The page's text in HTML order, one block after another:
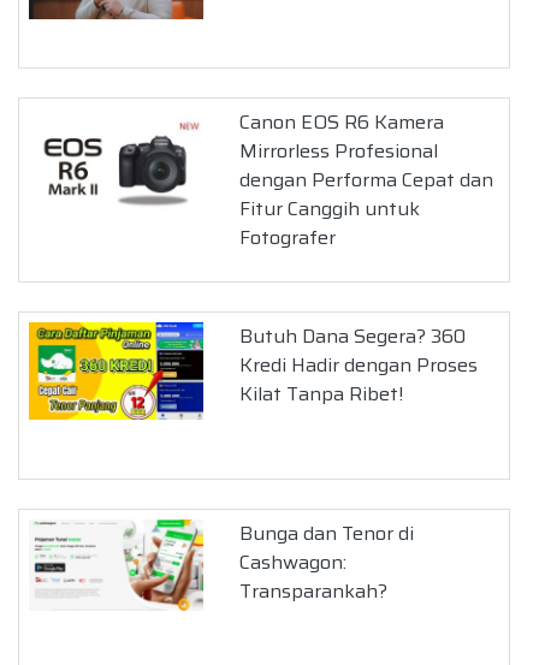
Canon EOS R6 Kamera
Mirrorless Profesional
dengan Performa Cepat dan
Fitur Canggih untuk
Fotografer
Butuh Dana Segera? 360
Kredi Hadir dengan Proses
Kilat Tanpa Ribet!
Bunga dan Tenor di
Cashwagon:
Transparankah?